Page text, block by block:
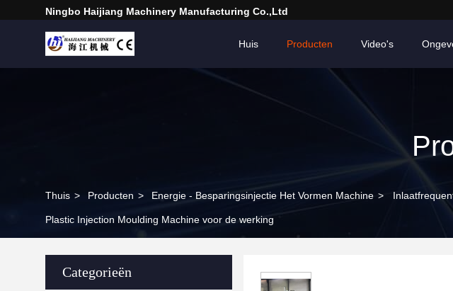
Ningbo Haijiang Machinery Manufacturing Co.,Ltd
Huis Producten Video's
Thuis > Producten > Energie - Besparingsinjectie Het Vormen Machine >
Plastic Injection Moulding Machine voor de werking
Categorieën